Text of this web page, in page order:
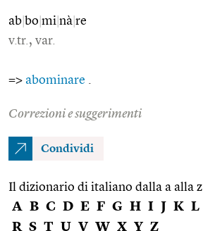
ab bo mi nà re
v.tr., var.
=> abominare
Correzioni e suggerimenti
Condividi
Il dizionario di italiano dalla a alla z
A B C D E F G H I J K L
R S T U V W X Y Z